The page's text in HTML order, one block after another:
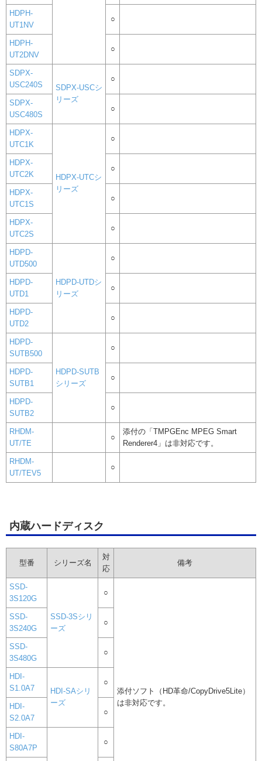
HDPH-
UT1NV
○
HDPH-
UT2DNV
○
SDPX-
USC240S
SDPX-USCシ
リーズ
○
SDPX-
USC480S
○
HDPX-
UTC1K
HDPX-UTCシ
リーズ
○
HDPX-
UTC2K
○
HDPX-
UTC1S
○
HDPX-
UTC2S
○
HDPD-
UTD500
HDPD-UTDシ
リーズ
○
HDPD-
UTD1
○
HDPD-
UTD2
○
HDPD-
SUTB500
HDPD-SUTB
シリーズ
○
HDPD-
SUTB1
○
HDPD-
SUTB2
○
RHDM-
UT/TE
○
添付の「TMPGEnc MPEG Smart
Renderer4」は非対応です。
RHDM-
UT/TEV5
○
内蔵ハードディスク
型番 シリーズ名
対
応
備考
SSD-
3S120G
SSD-3Sシリ
ーズ
○
添付ソフト（HD革命/CopyDrive5Lite）
は非対応です。
SSD-
3S240G
○
SSD-
3S480G
○
HDI-
S1.0A7
HDI-SAシリ
ーズ
○
HDI-
S2.0A7
○
HDI-
S80A7P
○